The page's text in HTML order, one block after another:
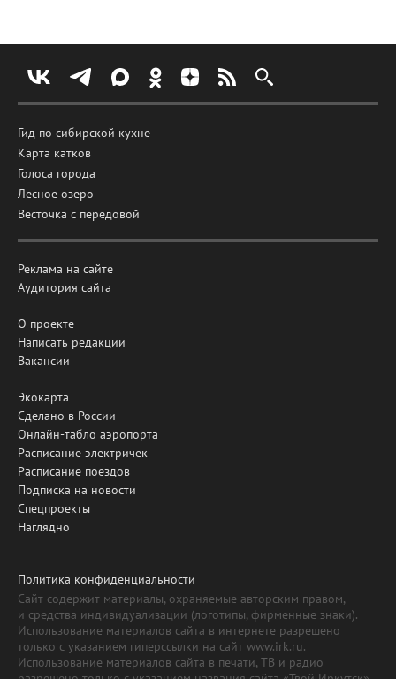
Гид по сибирской кухне
Карта катков
Голоса города
Лесное озеро
Весточка с передовой
Реклама на сайте
Аудитория сайта
О проекте
Написать редакции
Вакансии
Экокарта
Сделано в России
Онлайн-табло аэропорта
Расписание электричек
Расписание поездов
Подписка на новости
Спецпроекты
Наглядно
Политика конфиденциальности
Сайт содержит материалы, охраняемые авторским правом,
и средства индивидуализации (логотипы, фирменные знаки).
Использование материалов сайта в интернете разрешено
только с указанием гиперссылки на сайт www.irk.ru.
Использование материалов сайта в печати, ТВ и радио